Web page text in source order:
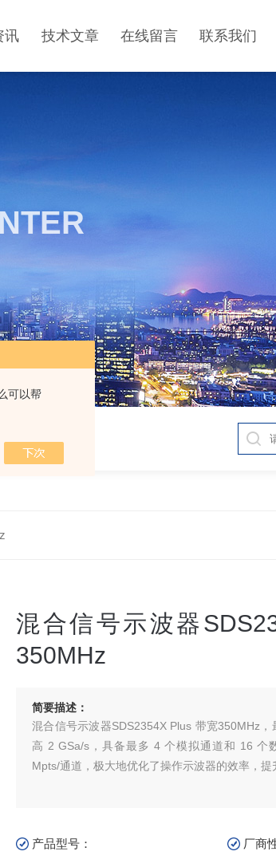
可以帮
讯 技术文章 在线留言 联系我们
混合信号示波器
350MHz
简要描述：
混合信号示波器SDS2354X Plus 带宽350MHz
高 2 GSa/s，具备最多 4 个模拟通道和 16 个
Mpts/通道，极大地优化了操作示波器的效率，提
产品型号： 厂商